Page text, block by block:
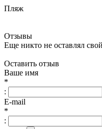
Пляж
Отзывы
Еще никто не оставлял
Оставить отзыв
Ваше имя
*
:
E-mail
*
: